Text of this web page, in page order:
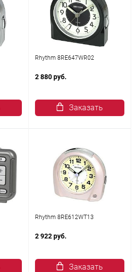
Rhythm 8RE647WR02
2 880 руб.
Заказать
Rhythm 8RE612WT13
2 922 руб.
Заказать